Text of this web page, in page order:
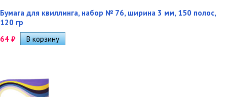
Бумага для квиллинга, набор № 76, ширина 3 мм, 150 полос,
120 гр
64 ₽